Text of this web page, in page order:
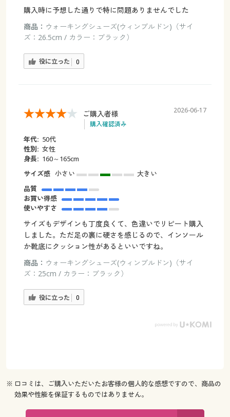
購入時に予想した通りで特に問題ありませんでした
商品： ウォーキングシューズ(ウィンブルドン)（サイ
ズ：26.5cm / カラー：ブラック）
役に立った 0
ご購入者様
購入確認済み
2026-06-17
年代: 50代
性別: 女性
身長: 160～165cm
サイズ感 小さい
大きい
品質
お買い得感
使いやすさ
サイズもデザインも丁度良くて、色違いでリピート購入
しました。ただ足の裏に硬さを感じるので、インソール
か靴底にクッション性があるといいですね。
商品： ウォーキングシューズ(ウィンブルドン)（サイ
ズ：25cm / カラー：ブラック）
役に立った 0
※ 口コミは、ご購入いただいたお客様の個人的な感想ですので、商品の
効果や性能を保証するものではありません。